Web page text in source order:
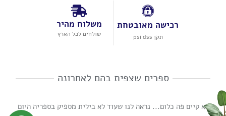
רכישה מאובטחת
תקן psi dss
משלוח מהיר
שולחים לכל הארץ
ספרים שצפית בהם לאחרונה
לא קיים פה כלום... נראה לנו שעוד לא בילית מספיק בספריה היום